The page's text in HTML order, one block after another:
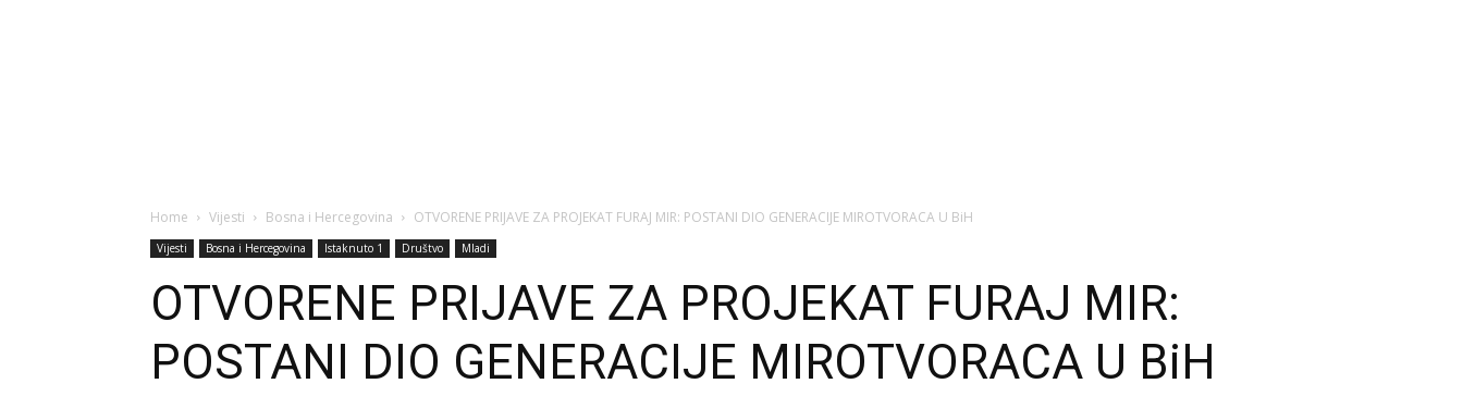
Home Vijesti Bosna i Hercegovina OTVORENE PRIJAVE ZA PROJEKAT FURAJ MIR: POSTANI DIO GENERACIJE MIROTVORACA U BiH
Vijesti Bosna i Hercegovina Istaknuto 1 Društvo Mladi
OTVORENE PRIJAVE ZA PROJEKAT FURAJ MIR:
POSTANI DIO GENERACIJE MIROTVORACA U BiH